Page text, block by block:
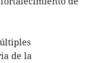
de la